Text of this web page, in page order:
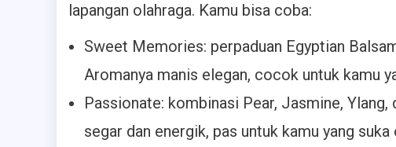
lapangan olahraga. Kamu bisa coba:
Sweet Memories: perpaduan Egyptian
Aromanya manis elegan, cocok untuk kamu
Passionate: kombinasi Pear, Jasmine,
segar dan energik, pas untuk kamu yang